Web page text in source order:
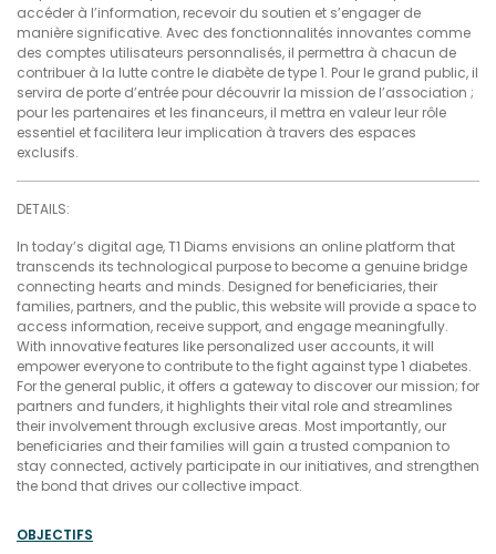
accéder à l’information, recevoir du soutien et s’engager de
manière significative. Avec des fonctionnalités innovantes comme
des comptes utilisateurs personnalisés, il permettra à chacun de
contribuer à la lutte contre le diabète de type 1. Pour le grand public, il
servira de porte d’entrée pour découvrir la mission de l’association ;
pour les partenaires et les financeurs, il mettra en valeur leur rôle
essentiel et facilitera leur implication à travers des espaces
exclusifs.
DETAILS:
In today’s digital age, T1 Diams envisions an online platform that
transcends its technological purpose to become a genuine bridge
connecting hearts and minds. Designed for beneficiaries, their
families, partners, and the public, this website will provide a space to
access information, receive support, and engage meaningfully.
With innovative features like personalized user accounts, it will
empower everyone to contribute to the fight against type 1 diabetes.
For the general public, it offers a gateway to discover our mission; for
partners and funders, it highlights their vital role and streamlines
their involvement through exclusive areas. Most importantly, our
beneficiaries and their families will gain a trusted companion to
stay connected, actively participate in our initiatives, and strengthen
the bond that drives our collective impact.
OBJECTIFS